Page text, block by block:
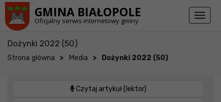
GMINA BIAŁOPOLE
Oficjalny serwis internetowy gminy
Toggle
Dożynki 2022 (50)
Strona główna > Media > Dożynki 2022 (50)
Czytaj artykuł (lektor)